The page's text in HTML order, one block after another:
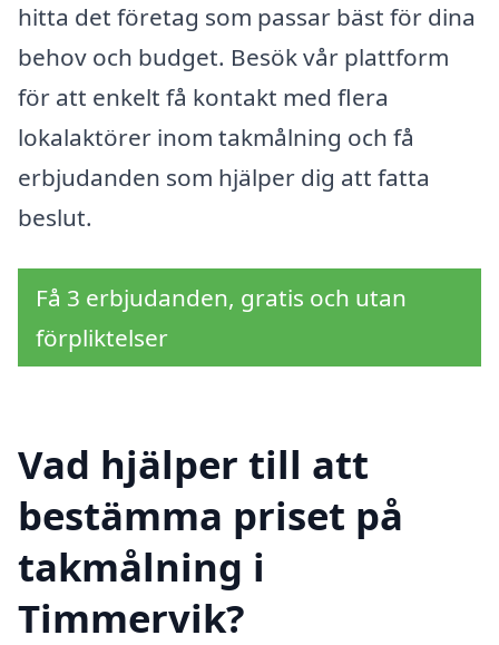
hitta det företag som passar bäst för dina
behov och budget. Besök vår plattform
för att enkelt få kontakt med flera
lokalaktörer inom takmålning och få
erbjudanden som hjälper dig att fatta
beslut.
Få 3 erbjudanden, gratis och utan
förpliktelser
Vad hjälper till att
bestämma priset på
takmålning i
Timmervik?